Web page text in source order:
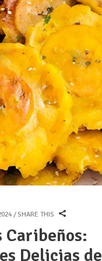
SHARE THIS
Caribeños:
Delicias de